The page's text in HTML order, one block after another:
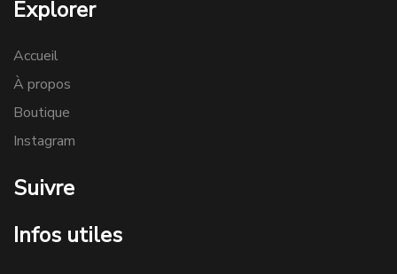
Explorer
Accueil
À propos
Boutique
Instagram
Suivre
Infos utiles